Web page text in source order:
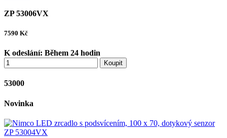
ZP 53006VX
7590 Kč
K odeslání: Během 24 hodin
Koupit
53000
Novinka